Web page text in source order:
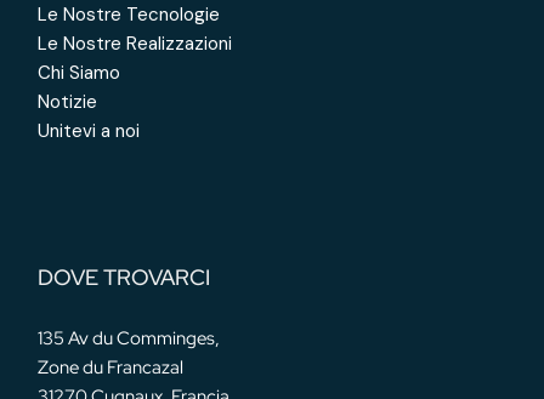
Le Nostre Tecnologie
Le Nostre Realizzazioni
Chi Siamo
Notizie
Unitevi a noi
DOVE TROVARCI
135 Av du Comminges,
Zone du Francazal